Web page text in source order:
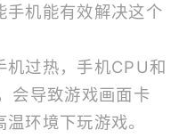
手机能有效解决这个
机过热，手机CPU和
会导致游戏画面卡
环境下玩游戏。